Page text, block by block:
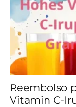
Reembolso
Vitamin C-